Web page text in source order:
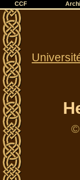
CCF
©